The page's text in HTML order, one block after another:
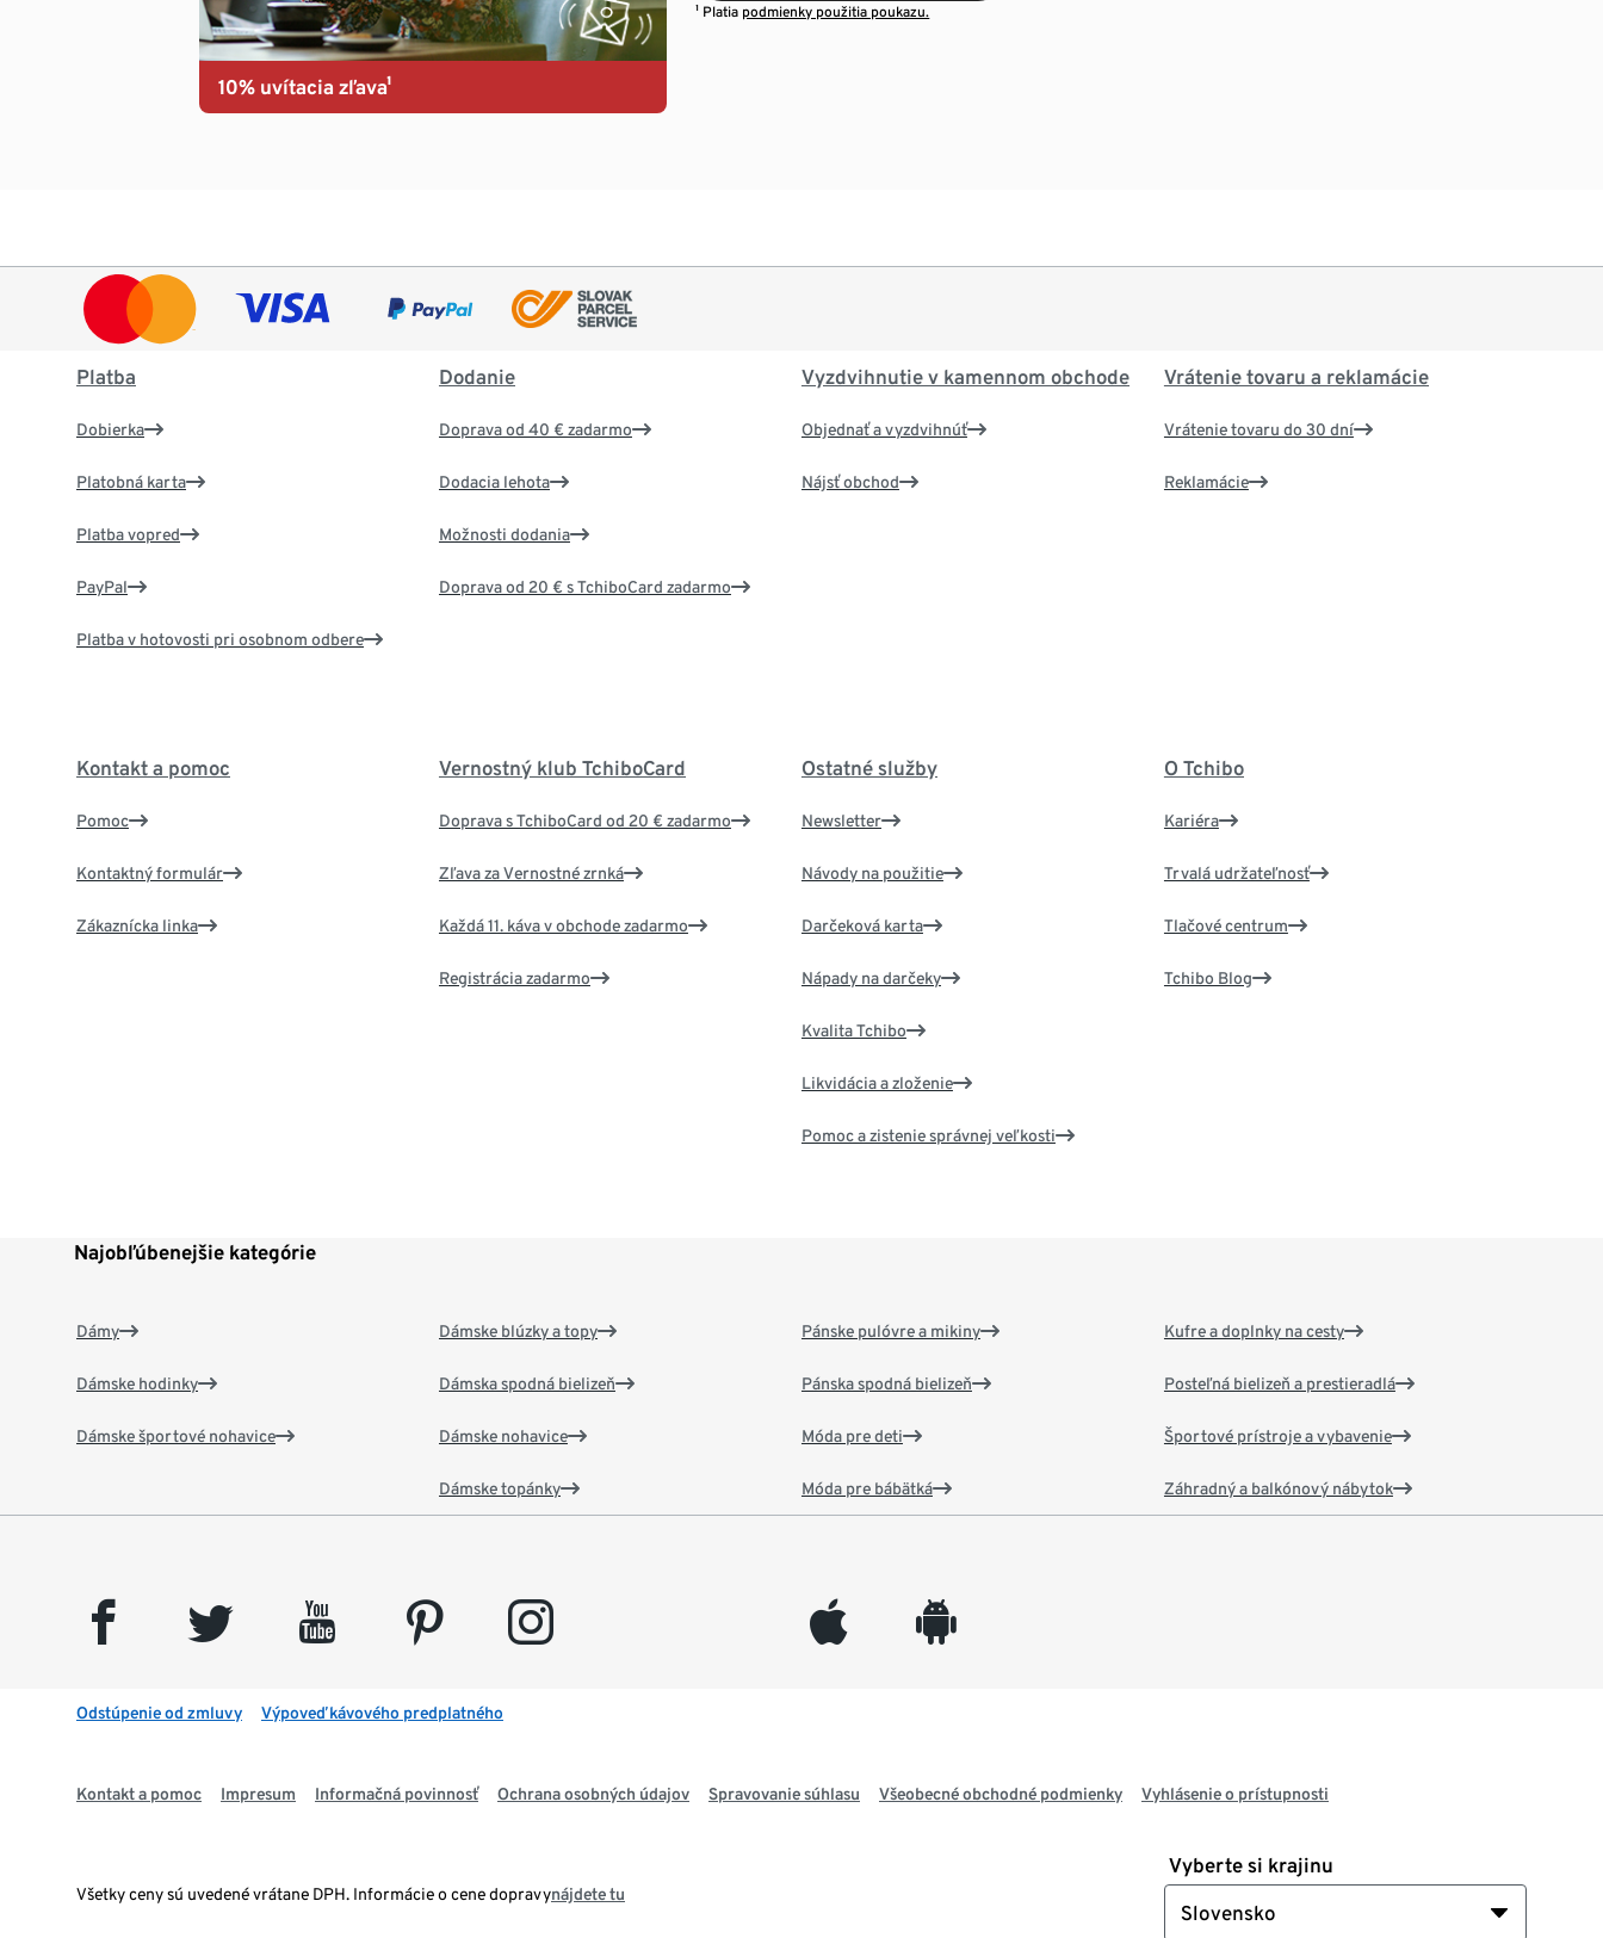
10% uvítacia zľava¹
¹ Platia podmienky použitia poukazu.
Platba
Dobierka
Platobná karta
Platba vopred
PayPal
Platba v hotovosti pri osobnom odbere
Dodanie
Doprava od 40 € zadarmo
Dodacia lehota
Možnosti dodania
Doprava od 20 € s TchiboCard zadarmo
Vyzdvihnutie v kamennom obchode
Objednať a vyzdvihnúť
Nájsť obchod
Vrátenie tovaru a reklamácie
Vrátenie tovaru do 30 dní
Reklamácie
Kontakt a pomoc
Pomoc
Kontaktný formulár
Zákaznícka linka
Vernostný klub TchiboCard
Doprava s TchiboCard od 20 € zadarmo
Zľava za Vernostné zrnká
Každá 11. káva v obchode zadarmo
Registrácia zadarmo
Ostatné služby
Newsletter
Návody na použitie
Darčeková karta
Nápady na darčeky
Kvalita Tchibo
Likvidácia a zloženie
Pomoc a zistenie správnej veľkosti
O Tchibo
Kariéra
Trvalá udržateľnosť
Tlačové centrum
Tchibo Blog
Najobľúbenejšie kategórie
Dámy
Dámske hodinky
Dámske športové nohavice
Dámske blúzky a topy
Dámska spodná bielizeň
Dámske nohavice
Dámske topánky
Pánske pulóvre a mikiny
Pánska spodná bielizeň
Móda pre deti
Móda pre bábätká
Kufre a doplnky na cesty
Posteľná bielizeň a prestieradlá
Športové prístroje a vybavenie
Záhradný a balkónový nábytok
facebook twitter youtube pinterest instagram appleinc android
Odstúpenie od zmluvy Výpoveď kávového predplatného
Kontakt a pomoc Impresum Informačná povinnosť Ochrana osobných údajov Spravovanie súhlasu Všeobecné obchodné podmienky Vyhlásenie o prístupnosti
Všetky ceny sú uvedené vrátane DPH. Informácie o cene dopravynájdete tu
Vyberte si krajinu
Slovensko